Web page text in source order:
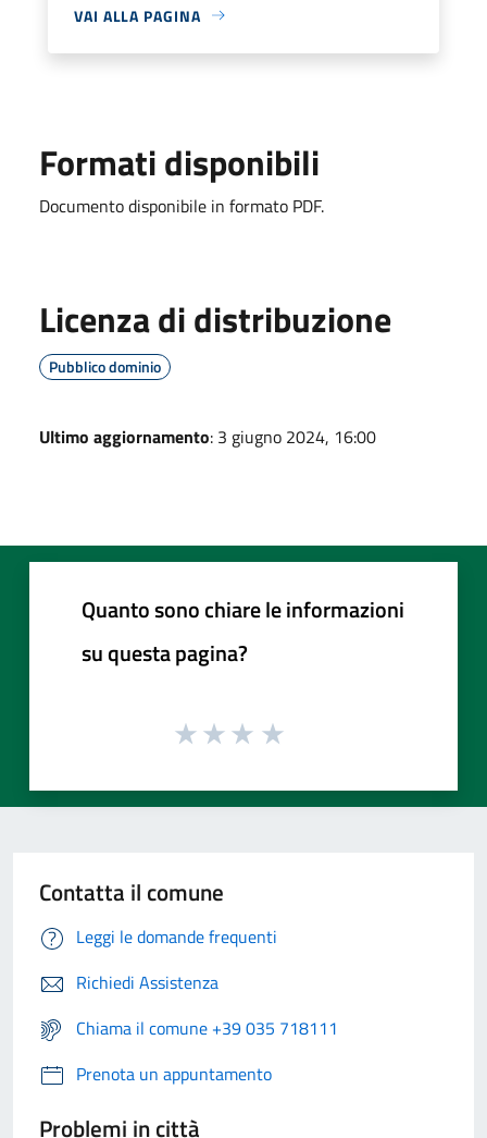
VAI ALLA PAGINA
Formati disponibili
Documento disponibile in formato PDF.
Licenza di distribuzione
Pubblico dominio
Ultimo aggiornamento: 3 giugno 2024, 16:00
Quanto sono chiare le informazioni
su questa pagina?
Contatta il comune
Leggi le domande frequenti
Richiedi Assistenza
Chiama il comune +39 035 718111
Prenota un appuntamento
Problemi in città